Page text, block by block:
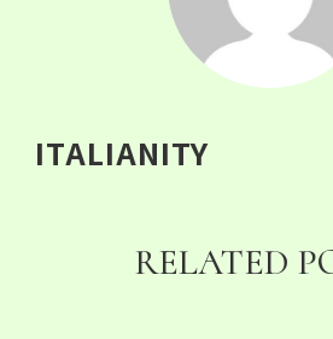
ITALIANITY
RELATED